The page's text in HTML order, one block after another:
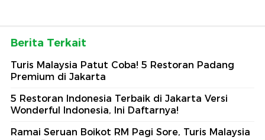
Berita Terkait
Turis Malaysia Patut Coba! 5 Restoran Padang
Premium di Jakarta
5 Restoran Indonesia Terbaik di Jakarta Versi
Wonderful Indonesia, Ini Daftarnya!
Ramai Seruan Boikot RM Pagi Sore, Turis Malaysia